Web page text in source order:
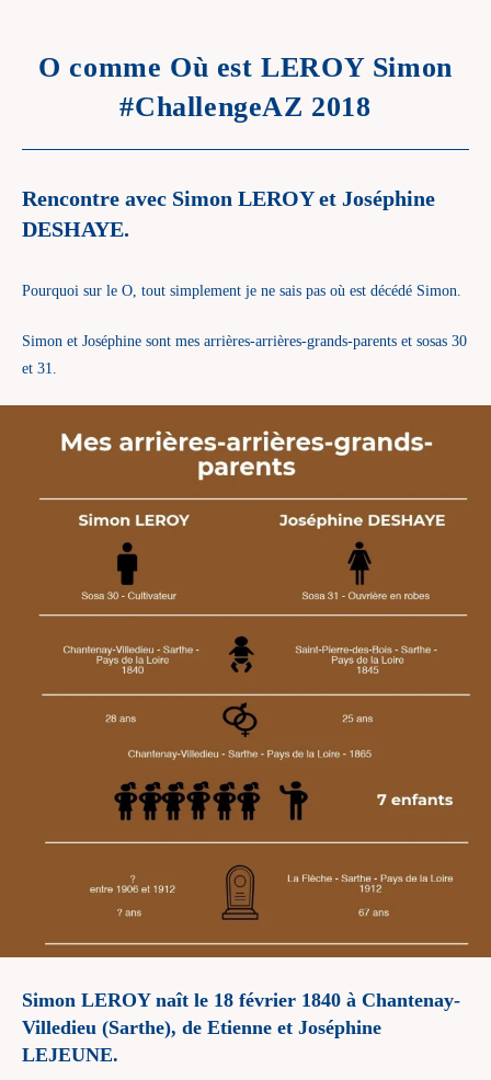
O comme Où est LEROY Simon
#ChallengeAZ 2018
Rencontre avec Simon LEROY et Joséphine
DESHAYE.
Pourquoi sur le O, tout simplement je ne sais pas où est décédé Simon.
Simon et Joséphine sont mes arrières-arrières-grands-parents et sosas 30
et 31.
Simon LEROY naît le 18 février 1840 à Chantenay-
Villedieu (Sarthe), de Etienne et Joséphine
LEJEUNE.